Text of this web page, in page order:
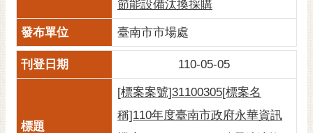
日
本
語
隱
及
節能設備汰換採購
臺南市市場處
110-05-05
[標案案號]31100305[標案名
稱]110年度臺南市政府永華資訊